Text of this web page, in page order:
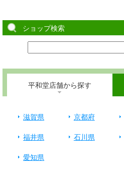
ショップ検索
平和堂店舗から探す
滋賀県 京都府
福井県
石川県
愛知県